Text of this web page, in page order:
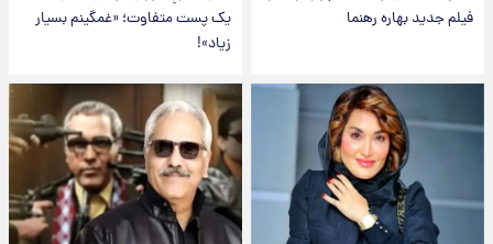
فیلم جدید بهاره رهنما
یک پست متفاوت؛ «غمگینم بسیار
زیاد»!